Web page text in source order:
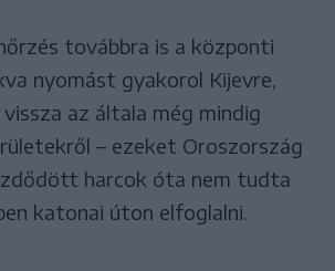
továbbra is a központi
nyomást gyakorol Kijevre,
az általa még mindig
– ezeket Oroszország
harcok óta nem tudta
katonai úton elfoglalni.